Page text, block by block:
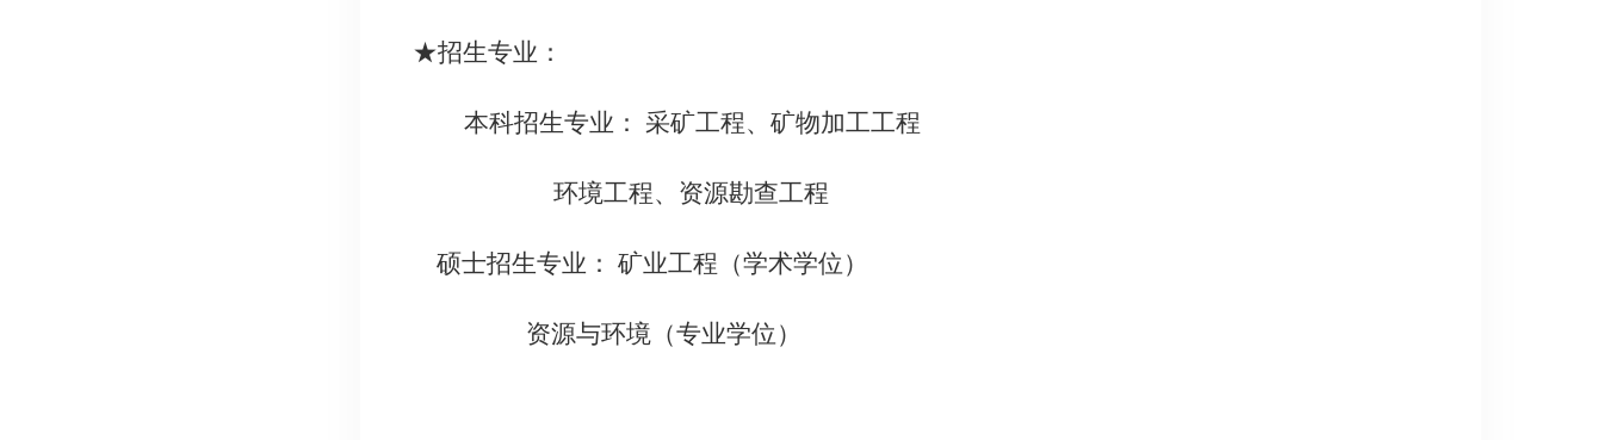
★招生专业：
本科招生专业： 采矿工程、矿物加工工程
环境工程、资源勘查工程
硕士招生专业： 矿业工程（学术学位）
资源与环境（专业学位）